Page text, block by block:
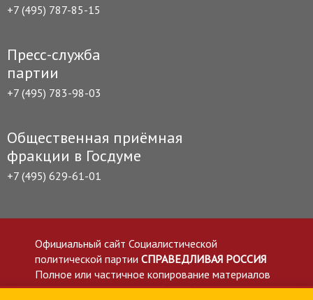
+7 (495) 787-85-15
Пресс-служба
партии
+7 (495) 783-98-03
Общественная приёмная
фракции в Госдуме
+7 (495) 629-61-01
Официальный сайт Социалистической
политической партии СПРАВЕДЛИВАЯ РОССИЯ
Полное или частичное копирование материалов
приветствуется со ссылкой на сайт spravedlivo.ru